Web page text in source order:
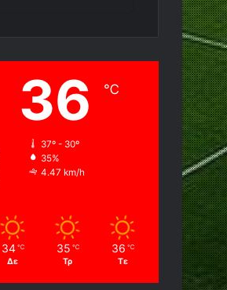
36 ℃
37º - 30º
35%
4.47 km/h
34 ℃
Δε
35 ℃
Τρ
36 ℃
Τε